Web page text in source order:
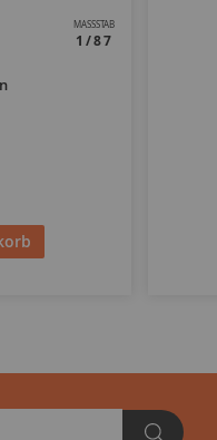
MASSSTAB
1/87